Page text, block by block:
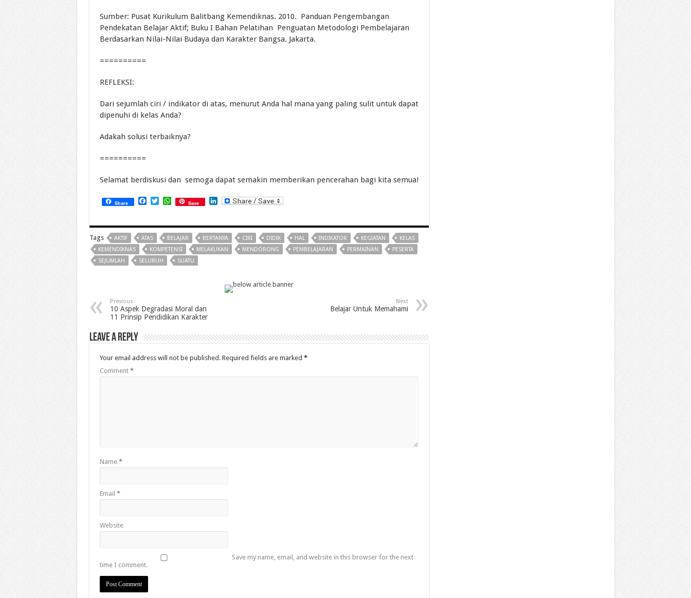
Sumber: Pusat Kurikulum Balitbang Kemendiknas. 2010. Panduan Pengembangan
Pendekatan Belajar Aktif; Buku I Bahan Pelatihan Penguatan Metodologi Pembelajaran
Berdasarkan Nilai-Nilai Budaya dan Karakter Bangsa. Jakarta.
==========
REFLEKSI:
Dari sejumlah ciri / indikator di atas, menurut Anda hal mana yang paling sulit untuk dapat
dipenuhi di kelas Anda?
Adakah solusi terbaiknya?
==========
Selamat berdiskusi dan semoga dapat semakin memberikan pencerahan bagi kita semua!
Share Facebook
Twitter
WhatsApp
Save LinkedIn
Tags AKTIF ATAS BELAJAR BERTANYA CIRI DIDIK HAL INDIKATOR KEGIATAN
KELAS
KEMENDIKNAS
KOMPETENSI MELAKUKAN MENDORONG PEMBELAJARAN PERMAINAN
PESERTA
SEJUMLAH
SELURUH SUATU
Previous
10 Aspek Degradasi Moral dan
11 Prinsip Pendidikan Karakter
Next
Belajar Untuk Memahami
Leave a Reply
Your email address will not be published. Required fields are marked *
Comment *
Name *
Email *
Website
Save my name, email, and website in this browser for the next
time I comment.